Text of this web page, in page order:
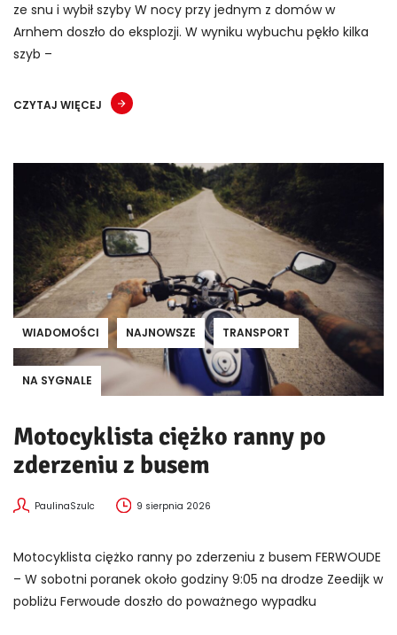
ze snu i wybił szyby W nocy przy jednym z domów w
Arnhem doszło do eksplozji. W wyniku wybuchu pękło kilka
szyb –
CZYTAJ WIĘCEJ
WIADOMOŚCI NAJNOWSZE TRANSPORT
NA SYGNALE
Motocyklista ciężko ranny po
zderzeniu z busem
PaulinaSzulc 9 sierpnia 2026
Motocyklista ciężko ranny po zderzeniu z busem FERWOUDE
– W sobotni poranek około godziny 9:05 na drodze Zeedijk w
pobliżu Ferwoude doszło do poważnego wypadku